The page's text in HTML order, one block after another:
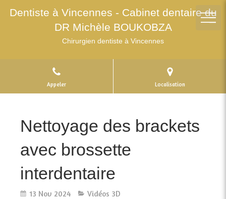
Dentiste à Vincennes - Cabinet dentaire du
DR Michèle BOUKOBZA
Chirurgien dentiste à Vincennes
Appeler Localisation
Nettoyage des brackets
avec brossette
interdentaire
13 Nov 2024 Vidéos 3D